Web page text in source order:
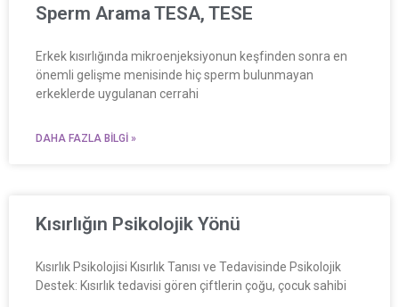
Sperm Arama TESA, TESE
Erkek kısırlığında mikroenjeksiyonun keşfinden sonra en
önemli gelişme menisinde hiç sperm bulunmayan
erkeklerde uygulanan cerrahi
DAHA FAZLA BILGI »
Kısırlığın Psikolojik Yönü
Kısırlık Psikolojisi Kısırlık Tanısı ve Tedavisinde Psikolojik
Destek: Kısırlık tedavisi gören çiftlerin çoğu, çocuk sahibi